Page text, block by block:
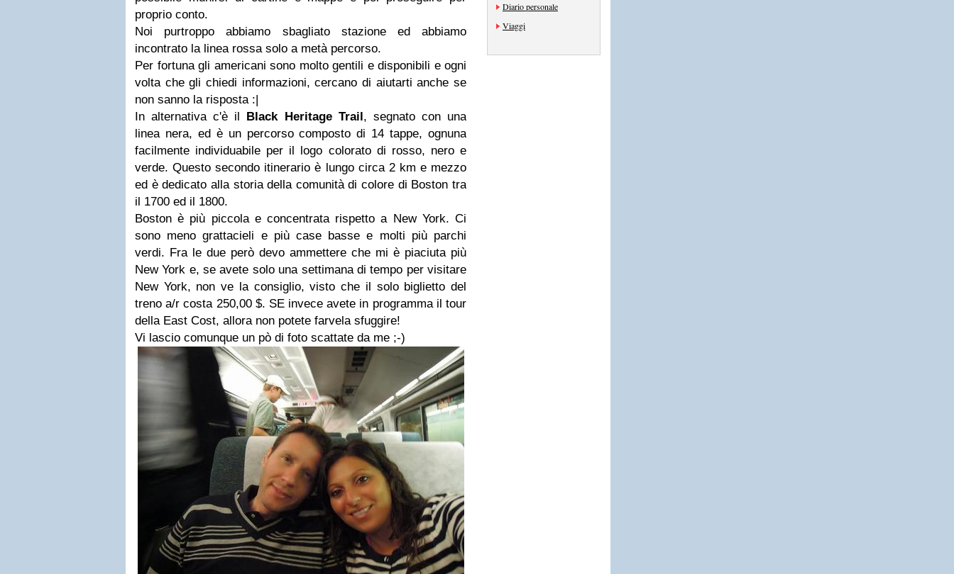
proprio conto.
Noi purtroppo abbiamo sbagliato stazione ed abbiamo
incontrato la linea rossa solo a metà percorso.
Per fortuna gli americani sono molto gentili e disponibili e ogni
volta che gli chiedi informazioni, cercano di aiutarti anche se
non sanno la risposta :|
In alternativa c'è il Black Heritage Trail, segnato con una
linea nera, ed è un percorso composto di 14 tappe, ognuna
facilmente individuabile per il logo colorato di rosso, nero e
verde. Questo secondo itinerario è lungo circa 2 km e mezzo
ed è dedicato alla storia della comunità di colore di Boston tra
il 1700 ed il 1800.
Boston è più piccola e concentrata rispetto a New York. Ci
sono meno grattacieli e più case basse e molti più parchi
verdi. Fra le due però devo ammettere che mi è piaciuta più
New York e, se avete solo una settimana di tempo per visitare
New York, non ve la consiglio, visto che il solo biglietto del
treno a/r costa 250,00 $. SE invece avete in programma il tour
della East Cost, allora non potete farvela sfuggire!
Vi lascio comunque un pò di foto scattate da me ;-)
Diario personale
Viaggi